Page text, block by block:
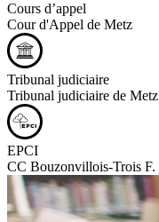
Cours d’appel
Cour d'Appel de Metz
Tribunal judiciaire
Tribunal judiciaire de Metz
EPCI
CC Bouzonvillois-Trois F.